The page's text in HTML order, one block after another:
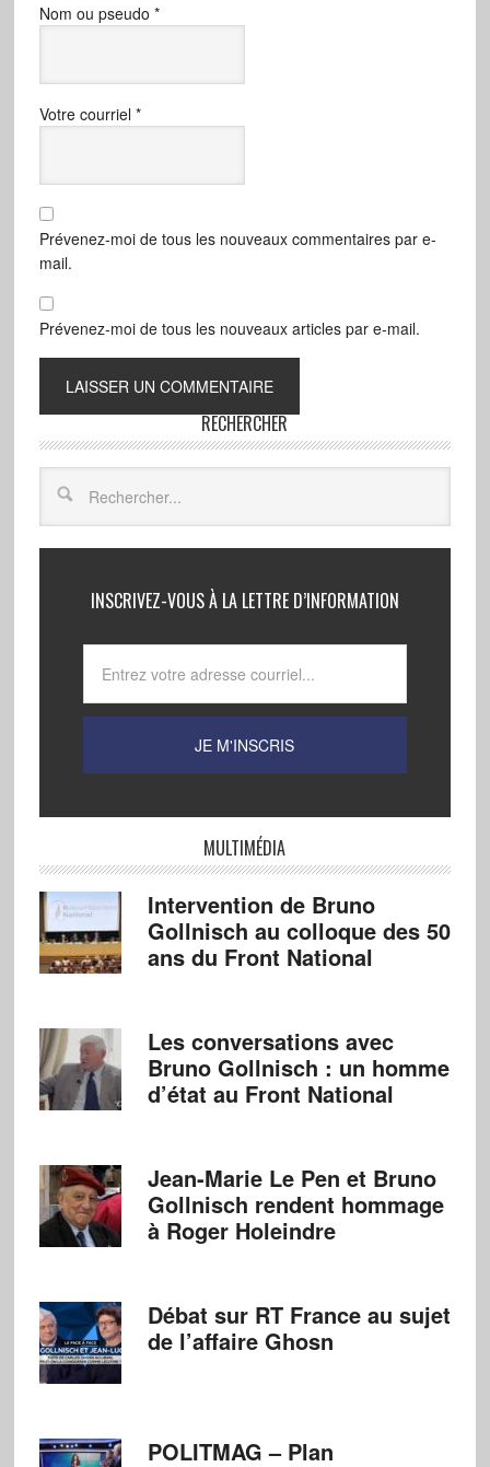
Nom ou pseudo *
Votre courriel *
Prévenez-moi de tous les nouveaux commentaires par e-
mail.
Prévenez-moi de tous les nouveaux articles par e-mail.
RECHERCHER
INSCRIVEZ-VOUS À LA LETTRE D’INFORMATION
MULTIMÉDIA
Intervention de Bruno
Gollnisch au colloque des 50
ans du Front National
Les conversations avec
Bruno Gollnisch : un homme
d’état au Front National
Jean-Marie Le Pen et Bruno
Gollnisch rendent hommage
à Roger Holeindre
Débat sur RT France au sujet
de l’affaire Ghosn
POLITMAG – Plan